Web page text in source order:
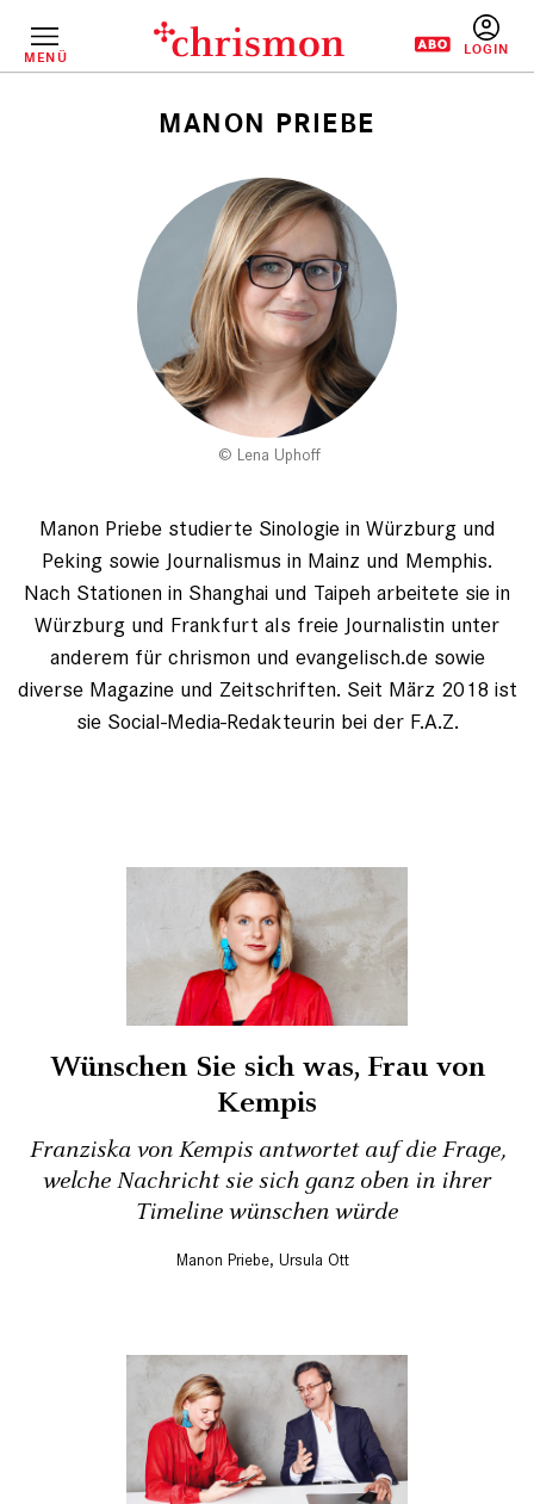
InhaltMENÜ
Pfadnavigation
MANON PRIEBE
Lena Uphoff
Manon Priebe studierte Sinologie in Würzburg und
Peking sowie Journalismus in Mainz und Memphis.
Nach Stationen in Shanghai und Taipeh arbeitete sie in
Würzburg und Frankfurt als freie Journalistin unter
anderem für chrismon und evangelisch.de sowie
diverse Magazine und Zeitschriften. Seit März 2018 ist
sie Social-Media-Redakteurin bei der F.A.Z.
Wünschen Sie sich was, Frau von
Kempis
Franziska von Kempis antwortet auf die Frage,
welche Nachricht sie sich ganz oben in ihrer
Timeline wünschen würde
Manon Priebe, Ursula Ott